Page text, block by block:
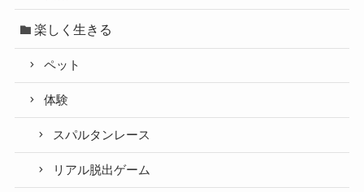
楽しく生きる
ペット
体験
スパルタンレース
リアル脱出ゲーム